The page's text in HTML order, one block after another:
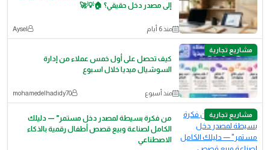
إلى مصدر دخل حقيقي؟ 🏠💡🚀
منذ 6 أيام Aysel
مشاريع تجارية
كيف تحصل على أول خمس عملاء من إدارة
السوشيال ميديا خلال اسبوع
منذ أسبوع mohamedelhadidy70
مشاريع تجارية
من فكرة بسيطة لمصدر دخل مستمر" — دليلك
الكامل لصناعة وبيع قصص أطفال رقمية بالذكاء
الاصطناعي